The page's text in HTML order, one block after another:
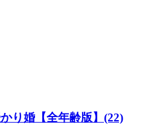
り婚【全年齢版】(22)